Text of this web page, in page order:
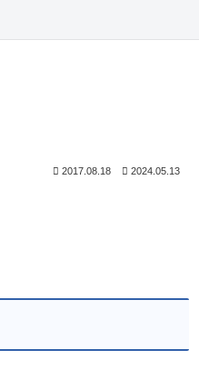
2017.08.18 2024.05.13